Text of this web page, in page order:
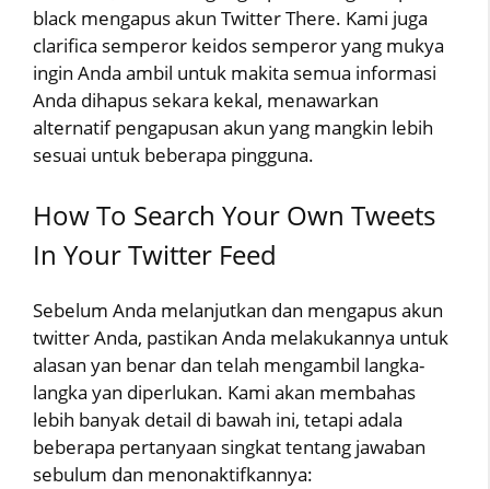
black mengapus akun Twitter There. Kami juga
clarifica semperor keidos semperor yang mukya
ingin Anda ambil untuk makita semua informasi
Anda dihapus sekara kekal, menawarkan
alternatif pengapusan akun yang mangkin lebih
sesuai untuk beberapa pingguna.
How To Search Your Own Tweets
In Your Twitter Feed
Sebelum Anda melanjutkan dan mengapus akun
twitter Anda, pastikan Anda melakukannya untuk
alasan yan benar dan telah mengambil langka-
langka yan diperlukan. Kami akan membahas
lebih banyak detail di bawah ini, tetapi adala
beberapa pertanyaan singkat tentang jawaban
sebulum dan menonaktifkannya: